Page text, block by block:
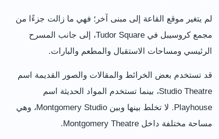
لم يتغير موقع القاعة إلى مبنى آخر؛ فهي ما زالت جزءًا من
مجمع كروسيبل في Tudor Square، إلى جانب المسرح
الرئيسي ومساحات الاستقبال والمطعم والبارات.
قد تستخدم بعض الخرائط والمقالات والصور القديمة اسم
Studio Theatre، بينما تستخدم المواد الحديثة اسم
Playhouse. لا تخلط بينها وبين Montgomery Studio، وهي
مساحة مختلفة داخل Montgomery Theatre.